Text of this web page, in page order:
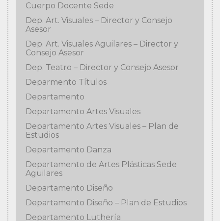
Cuerpo Docente Sede
Dep. Art. Visuales – Director y Consejo
Asesor
Dep. Art. Visuales Aguilares – Director y
Consejo Asesor
Dep. Teatro – Director y Consejo Asesor
Deparmento Títulos
Departamento
Departamento Artes Visuales
Departamento Artes Visuales – Plan de
Estudios
Departamento Danza
Departamento de Artes Plásticas Sede
Aguilares
Departamento Diseño
Departamento Diseño – Plan de Estudios
Departamento Luthería